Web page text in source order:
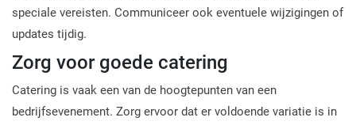
speciale vereisten. Communiceer ook eventuele wijzigingen of
updates tijdig.
Zorg voor goede catering
Catering is vaak een van de hoogtepunten van een
bedrijfsevenement. Zorg ervoor dat er voldoende variatie is in